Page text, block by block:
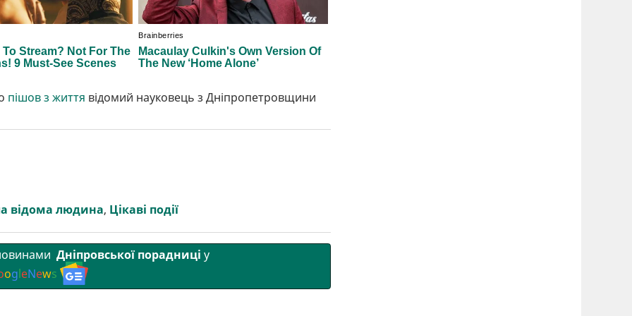
пішов з життя відомий науковець з Дніпропетровщини
відома людина, Цікаві події
Дніпровської порадниці у
ogleNews